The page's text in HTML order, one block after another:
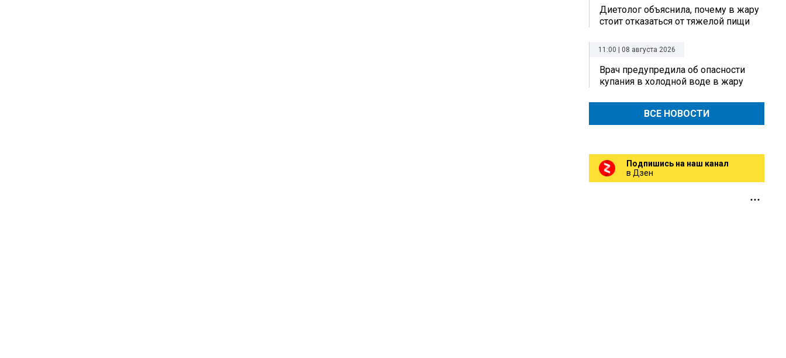
Диетолог объяснила, почему в жару
стоит отказаться от тяжелой пищи
11:00 | 08 августа 2026
Врач предупредила об опасности
купания в холодной воде в жару
ВСЕ НОВОСТИ
Подпишись на наш канал
в Дзен